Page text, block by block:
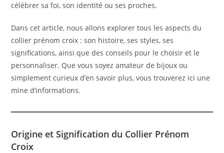
célébrer sa foi, son identité ou ses proches.
Dans cet article, nous allons explorer tous les aspects du
collier prénom croix : son histoire, ses styles, ses
significations, ainsi que des conseils pour le choisir et le
personnaliser. Que vous soyez amateur de bijoux ou
simplement curieux d’en savoir plus, vous trouverez ici une
mine d’informations.
Origine et Signification du Collier Prénom
Croix